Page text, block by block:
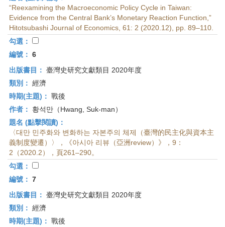
“Reexamining the Macroeconomic Policy Cycle in Taiwan:
Evidence from the Central Bank’s Monetary Reaction Function,”
Hitotsubashi Journal of Economics, 61: 2 (2020.12), pp. 89–110.
勾選：
編號： 6
出版書目： 臺灣史研究文獻類目 2020年度
類別： 經濟
時期(主題)： 戰後
作者：
황석만（Hwang, Suk-man）
題名 (點擊閱讀)：
〈대만 민주화와 변화하는 자본주의 체제（臺灣的民主化與資本主
義制度變遷）〉，《아시아 리뷰（亞洲review）》，9：
2（2020.2），頁261–290。
勾選：
編號： 7
出版書目： 臺灣史研究文獻類目 2020年度
類別： 經濟
時期(主題)： 戰後